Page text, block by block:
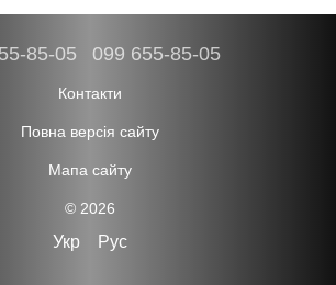
85-05 099 655-85-05
Контакти
Повна версія сайту
Мапа сайту
© 2026
Укр Рус